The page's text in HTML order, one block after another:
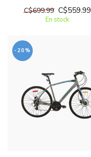
C$699.99 C$559.99
En stock
-20%